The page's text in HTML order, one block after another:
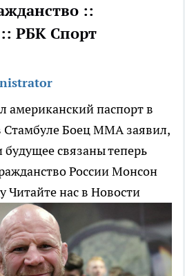
::
РБК Спорт
паспорт в
Боец ММА заявил,
будущее связаны теперь
России Монсон
Читайте нас в Новости